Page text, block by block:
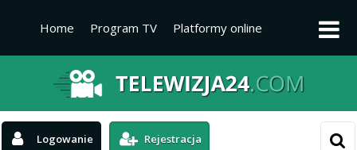
Home Program TV Platformy online
Platformy TV Kanały telewizyjne Aktualności
Logowanie Rejestracja